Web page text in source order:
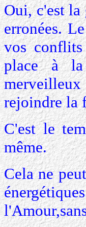
Oui, c'est la
erronées.
vos
place à
merveilleux
rejoindre la
C'est le
même.
Cela ne